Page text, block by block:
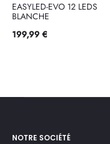
EASYLED-EVO 12 LEDS
BLANCHE
199,99 €
NOTRE SOCIÉTÉ